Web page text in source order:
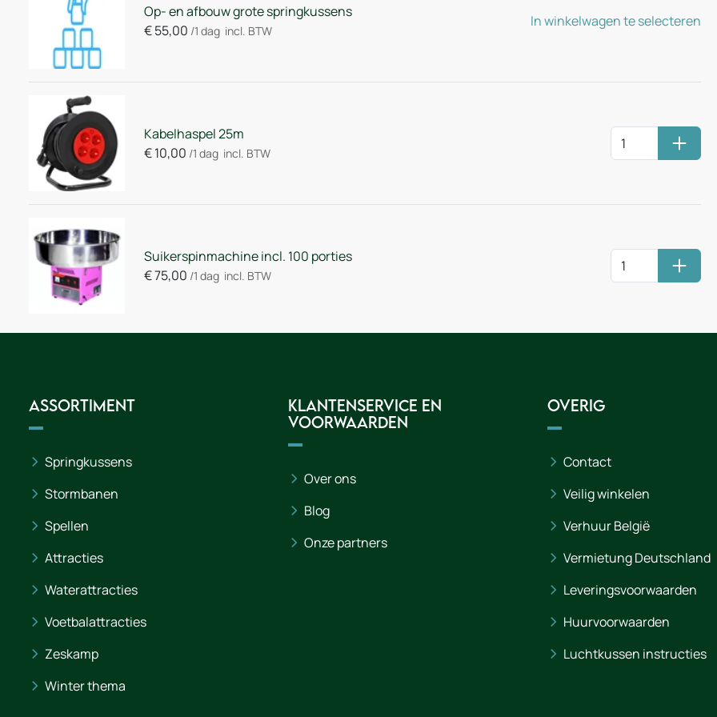
Op- en afbouw grote springkussens
€55,00 /1 dag incl. BTW
In winkelwagen te selecteren
Kabelhaspel 25m
€10,00 /1 dag incl. BTW
Suikerspinmachine incl. 100 porties
€75,00 /1 dag incl. BTW
Assortiment
Springkussens
Stormbanen
Spellen
Attracties
Waterattracties
Voetbalattracties
Zeskamp
Winter thema
Klantenservice en
voorwaarden
Over ons
Blog
Onze partners
Overig
Contact
Veilig winkelen
Verhuur België
Vermietung Deutschland
Leveringsvoorwaarden
Huurvoorwaarden
Luchtkussen instructies